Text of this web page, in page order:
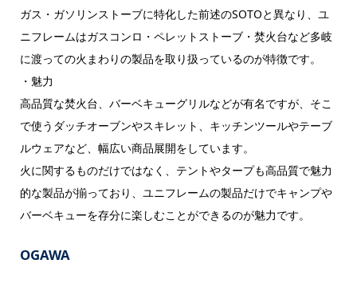
ガス・ガソリンストーブに特化した前述のSOTOと異なり、ユ
ニフレームはガスコンロ・ペレットストーブ・焚火台など多岐
に渡っての火まわりの製品を取り扱っているのが特徴です。
・魅力
高品質な焚火台、バーベキューグリルなどが有名ですが、そこ
で使うダッチオーブンやスキレット、キッチンツールやテーブ
ルウェアなど、幅広い商品展開をしています。
火に関するものだけではなく、テントやタープも高品質で魅力
的な製品が揃っており、ユニフレームの製品だけでキャンプや
バーベキューを存分に楽しむことができるのが魅力です。
OGAWA